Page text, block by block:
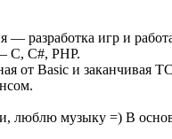
— разработка игр и
C, C#, PHP.
от Basic и заканчивая
люблю музыку =) В